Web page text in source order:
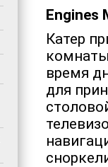
Engines
Катер
время
для